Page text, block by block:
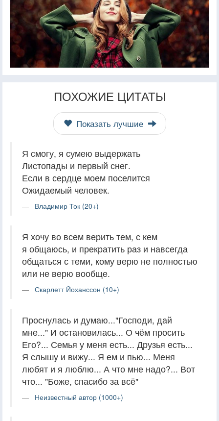
ПОХОЖИЕ ЦИТАТЫ
Показать лучшие
Я смогу, я сумею выдержать
Листопады и первый снег.
Если в сердце моем поселится
Ожидаемый человек.
Владимир Ток (20+)
Я хочу во всем верить тем, с кем
я общаюсь, и прекратить раз и навсегда
общаться с теми, кому верю не полностью
или не верю вообще.
Скарлетт Йоханссон (10+)
Проснулась и думаю..."Господи, дай
мне..." И остановилась... О чём просить
Его?... Семья у меня есть... Друзья есть...
Я слышу и вижу... Я ем и пью... Меня
любят и я люблю... А что мне надо?... Вот
что... "Боже, спасибо за всё"
Неизвестный автор (1000+)